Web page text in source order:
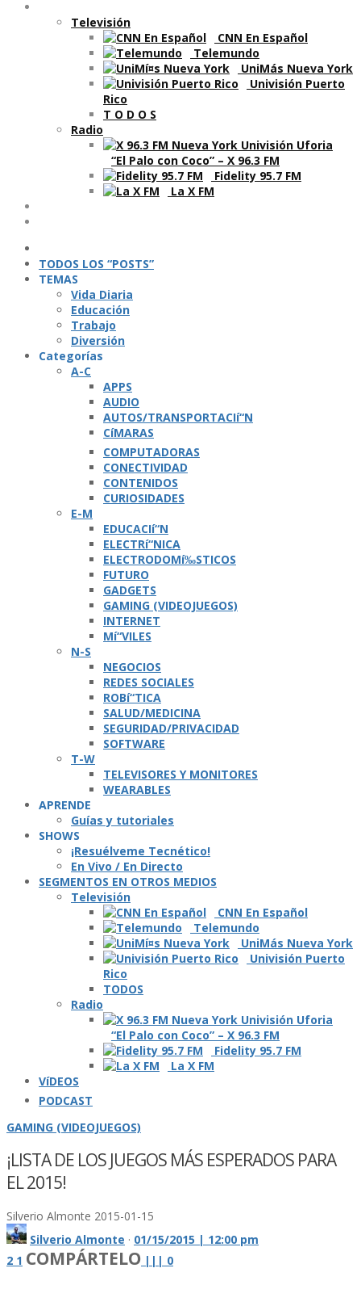
Televisión
CNN En Español
Telemundo
UniMás Nueva York
Univisión Puerto
Rico
T O D O S
Radio
“El Palo con Coco” – X 96.3 FM
Fidelity 95.7 FM
La X FM
TODOS LOS “POSTS”
TEMAS
Vida Diaria
Educación
Trabajo
Diversión
Categorí­as
A-C
APPS
AUDIO
AUTOS/TRANSPORTACIí“N
CíMARAS
COMPUTADORAS
CONECTIVIDAD
CONTENIDOS
CURIOSIDADES
E-M
EDUCACIí“N
ELECTRí“NICA
ELECTRODOMí‰STICOS
FUTURO
GADGETS
GAMING (VIDEOJUEGOS)
INTERNET
Mí“VILES
N-S
NEGOCIOS
REDES SOCIALES
ROBí“TICA
SALUD/MEDICINA
SEGURIDAD/PRIVACIDAD
SOFTWARE
T-W
TELEVISORES Y MONITORES
WEARABLES
APRENDE
Guí­as y tutoriales
SHOWS
¡Resuélveme Tecnético!
En Vivo / En Directo
SEGMENTOS EN OTROS MEDIOS
Televisión
CNN En Español
Telemundo
UniMás Nueva York
Univisión Puerto
Rico
TODOS
Radio
“El Palo con Coco” – X 96.3 FM
Fidelity 95.7 FM
La X FM
VíDEOS
PODCAST
GAMING (VIDEOJUEGOS)
¡LISTA DE LOS JUEGOS MÁS ESPERADOS PARA
EL 2015!
Silverio Almonte 2015-01-15
Silverio Almonte · 01/15/2015 | 12:00 pm
2 1 COMPÁRTELO | | | 0